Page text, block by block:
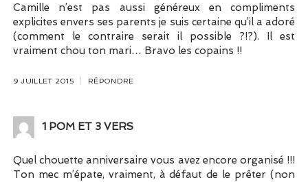
Camille n’est pas aussi généreux en compliments
explicites envers ses parents je suis certaine qu’il a adoré
(comment le contraire serait il possible ?!?). Il est
vraiment chou ton mari… Bravo les copains !!
9 JUILLET 2015 RÉPONDRE
1 POM ET 3 VERS
Quel chouette anniversaire vous avez encore organisé !!!
Ton mec m’épate, vraiment, à défaut de le prêter (non